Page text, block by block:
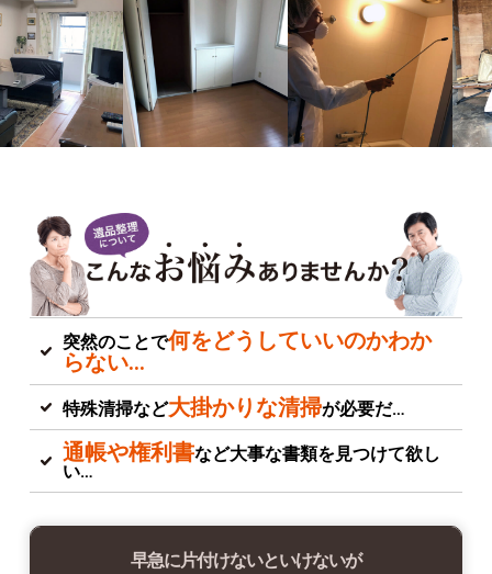
突然のことで何をどうしていいのかわか
らない…
特殊清掃など大掛かりな清掃が必要だ…
通帳や権利書など大事な書類を見つけて欲し
い…
早急に片付けないといけないが